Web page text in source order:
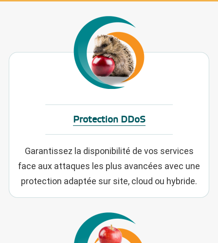
Protection DDoS
Garantissez la disponibilité de vos services
face aux attaques les plus avancées avec une
protection adaptée sur site, cloud ou hybride.